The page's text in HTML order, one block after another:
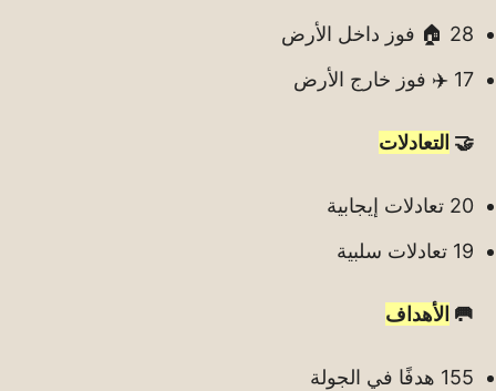
28 🏠 فوز داخل الأرض
17 ✈️ فوز خارج الأرض
🤝 التعادلات
20 تعادلات إيجابية
19 تعادلات سلبية
🥅 الأهداف
155 هدفًا في الجولة